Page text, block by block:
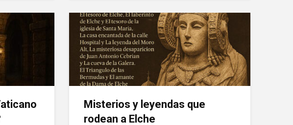
Misterios y leyendas que
rodean a Elche